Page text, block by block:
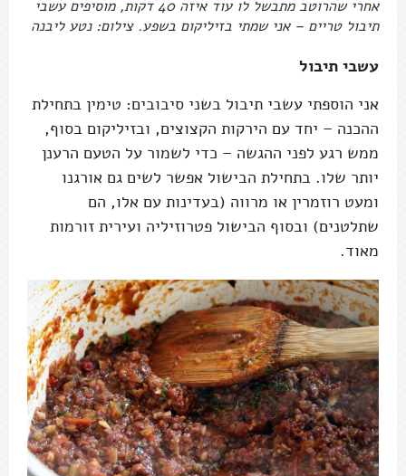
אחרי שהרוטב מתבשל לו עוד איזה 40 דקות, מוסיפים עשבי
תיבול טריים – אני שמתי בזיליקום בשפע. צילום: נטע ליבנה
עשבי תיבול
אני הוספתי עשבי תיבול בשני סיבובים: טימין בתחילת
ההכנה – יחד עם הירקות הקצוצים, ובזיליקום בסוף,
ממש רגע לפני ההגשה – כדי לשמור על הטעם הרענן
יותר שלו. בתחילת הבישול אפשר לשים גם אורגנו
ומעט רוזמרין או מרווה (בעדינות עם אלו, הם
שתלטנים) ובסוף הבישול פטרוזיליה ועירית זורמות
מאוד.